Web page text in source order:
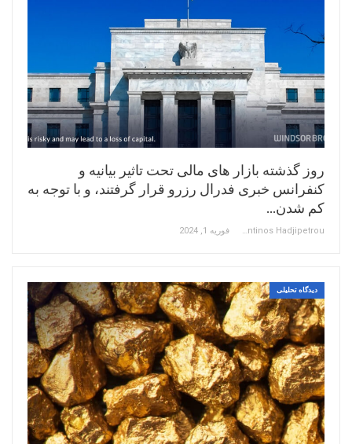
روز گذشته بازار های مالی تحت تاثیر بیانیه و
کنفرانس خبری فدرال رزرو قرار گرفتند، و با توجه به
کم شدن…
فوریه 1, 2024
دیدگاه تحلیلی